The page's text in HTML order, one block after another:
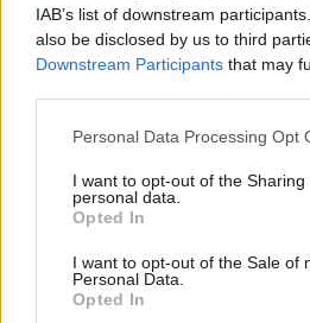
IAB’s list of downstream
also be disclosed by us to third
Downstream Participants that may
Please note that this website/app
not limited to your visit or usage
grant or deny consent to Google
use your data for below specified
consent section.
Personal Data Processing Opt
I want to opt-out of the Sharing
personal data.
Opted In
I want to opt-out of the Sale of
Personal Data.
Opted In
8:00:00 πμ
4:00:00 μμ
20/1/2025